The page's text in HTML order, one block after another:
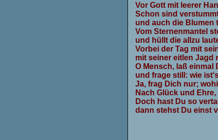
Vor Gott mit leerer
Schon sind
und auch die Blumen
Vom Sternenmantel
und hüllt die allzu
Vorbei der Tag mit
mit seiner eitlen Jagd
O Mensch, laß einmal
und frage still: wie
Ja, frag Dich nur;
Nach Glück und
Doch hast Du so
dann stehst Du einst